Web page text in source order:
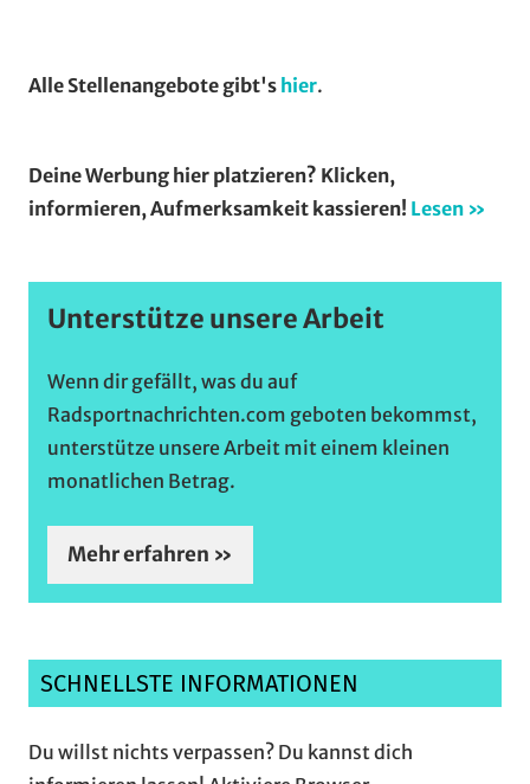
Alle Stellenangebote gibt's hier.
Deine Werbung hier platzieren? Klicken,
informieren, Aufmerksamkeit kassieren! Lesen »
Unterstütze unsere Arbeit
Wenn dir gefällt, was du auf
Radsportnachrichten.com geboten bekommst,
unterstütze unsere Arbeit mit einem kleinen
monatlichen Betrag.
Mehr erfahren »
SCHNELLSTE INFORMATIONEN
Du willst nichts verpassen? Du kannst dich